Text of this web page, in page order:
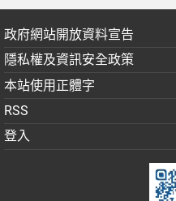
政府網站開放資料宣告
隱私權及資訊安全政策
本站使用正體字
RSS
登入